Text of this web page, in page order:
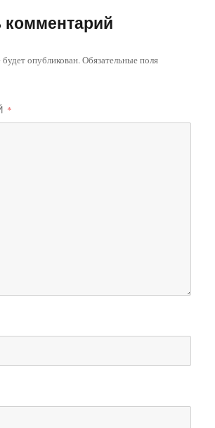
комментарий
опубликован.Обязательные поля
*